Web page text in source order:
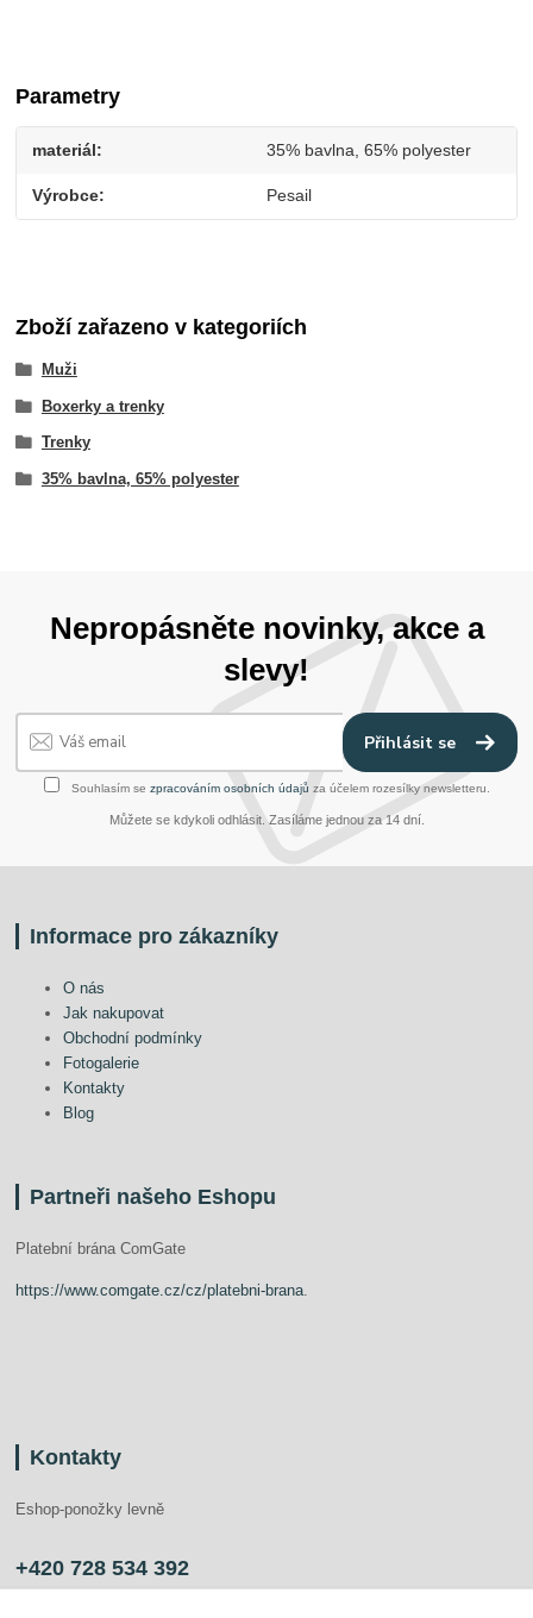
Parametry
materiál 35% bavlna, 65% polyester
Výrobce Pesail
Zboží zařazeno v kategoriích
Muži
Boxerky a trenky
Trenky
35% bavlna, 65% polyester
Nepropásněte novinky, akce a
slevy!
Přihlásit se
Souhlasím se zpracováním osobních údajů za účelem rozesílky newsletteru.
Můžete se kdykoli odhlásit. Zasíláme jednou za 14 dní.
Informace pro zákazníky
O nás
Jak nakupovat
Obchodní podmínky
Fotogalerie
Kontakty
Blog
Partneři našeho Eshopu
Platební brána ComGate
https://www.comgate.cz/cz/platebni-brana
Kontakty
Eshop-ponožky levně
+420 728 534 392